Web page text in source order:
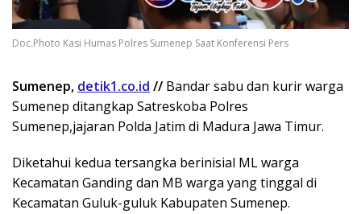
Doc.Photo Kasi Humas Polres Sumenep Saat Konferensi Pers
Sumenep, detik1.co.id // Bandar sabu dan kurir warga
Sumenep ditangkap Satreskoba Polres
Sumenep,jajaran Polda Jatim di Madura Jawa Timur.
Diketahui kedua tersangka berinisial ML warga
Kecamatan Ganding dan MB warga yang tinggal di
Kecamatan Guluk-guluk Kabupaten Sumenep.